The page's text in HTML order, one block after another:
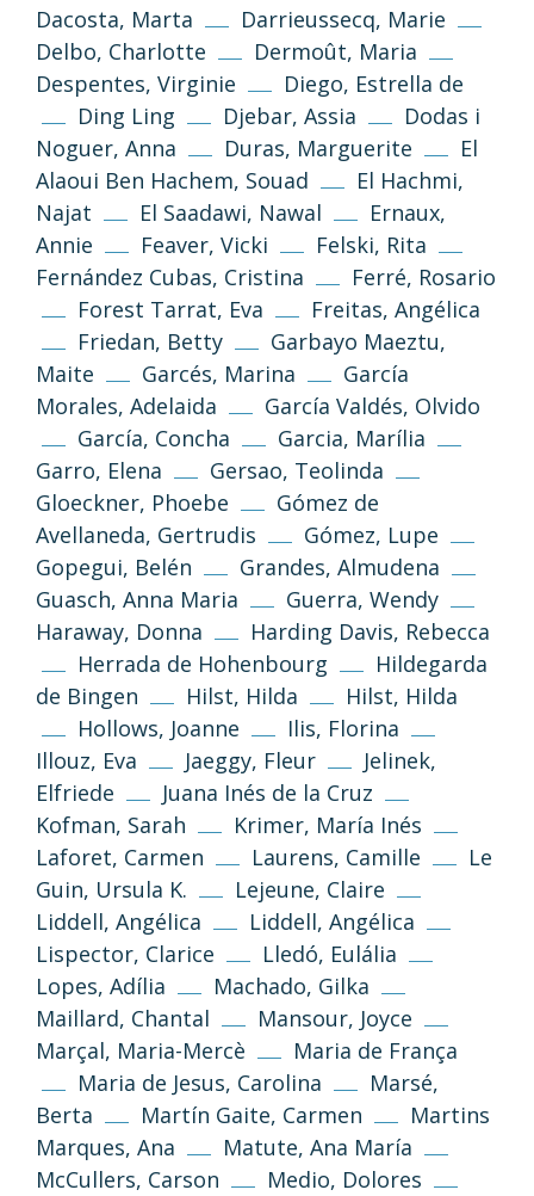
Dacosta, Marta
Darrieussecq, Marie
Delbo, Charlotte
Dermoût, Maria
Despentes, Virginie
Diego, Estrella de
Ding Ling
Djebar, Assia
Dodas i
Noguer, Anna
Duras, Marguerite
El
Alaoui Ben Hachem, Souad
El Hachmi,
Najat
El Saadawi, Nawal
Ernaux,
Annie
Feaver, Vicki
Felski, Rita
Fernández Cubas, Cristina
Ferré, Rosario
Forest Tarrat, Eva
Freitas, Angélica
Friedan, Betty
Garbayo Maeztu,
Maite
Garcés, Marina
García
Morales, Adelaida
García Valdés, Olvido
García, Concha
Garcia, Marília
Garro, Elena
Gersao, Teolinda
Gloeckner, Phoebe
Gómez de
Avellaneda, Gertrudis
Gómez, Lupe
Gopegui, Belén
Grandes, Almudena
Guasch, Anna Maria
Guerra, Wendy
Haraway, Donna
Harding Davis, Rebecca
Herrada de Hohenbourg
Hildegarda
de Bingen
Hilst, Hilda
Hilst, Hilda
Hollows, Joanne
Ilis, Florina
Illouz, Eva
Jaeggy, Fleur
Jelinek,
Elfriede
Juana Inés de la Cruz
Kofman, Sarah
Krimer, María Inés
Laforet, Carmen
Laurens, Camille
Le
Guin, Ursula K.
Lejeune, Claire
Liddell, Angélica
Liddell, Angélica
Lispector, Clarice
Lledó, Eulália
Lopes, Adília
Machado, Gilka
Maillard, Chantal
Mansour, Joyce
Marçal, Maria-Mercè
Maria de França
Maria de Jesus, Carolina
Marsé,
Berta
Martín Gaite, Carmen
Martins
Marques, Ana
Matute, Ana María
McCullers, Carson
Medio, Dolores